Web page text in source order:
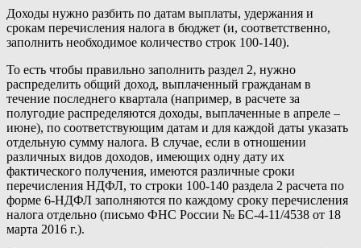
Доходы нужно разбить по датам выплаты, удержания и
срокам перечисления налога в бюджет (и, соответственно,
заполнить необходимое количество строк 100-140).
То есть чтобы правильно заполнить раздел 2, нужно
распределить общий доход, выплаченный гражданам в
течение последнего квартала (например, в расчете за
полугодие распределяются доходы, выплаченные в апреле –
июне), по соответствующим датам и для каждой даты указать
отдельную сумму налога. В случае, если в отношении
различных видов доходов, имеющих одну дату их
фактического получения, имеются различные сроки
перечисления НДФЛ, то строки 100-140 раздела 2 расчета по
форме 6-НДФЛ заполняются по каждому сроку перечисления
налога отдельно (письмо ФНС России № БС-4-11/4538 от 18
марта 2016 г.).